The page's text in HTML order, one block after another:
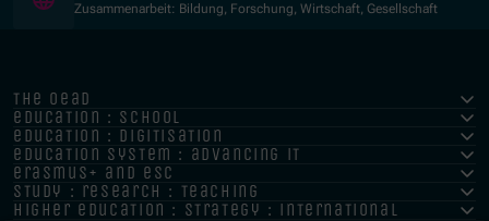
Zusammenarbeit: Bildung, Forschung, Wirtschaft, Gesellschaft
the oead
education : school
education : digitisation
education system : advancing it
erasmus+ and esc
study : research : teaching
higher education : strategy : international